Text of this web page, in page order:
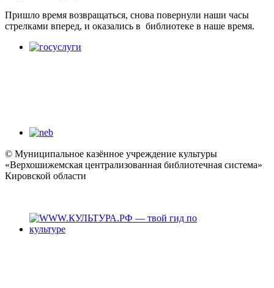
Пришло время возвращаться, снова повернули наши часы
стрелками вперед, и оказались в библиотеке в наше время.
© Муниципальное казённое учреждение культуры
«Верхошижемская централизованная библиотечная система»
Кировской области